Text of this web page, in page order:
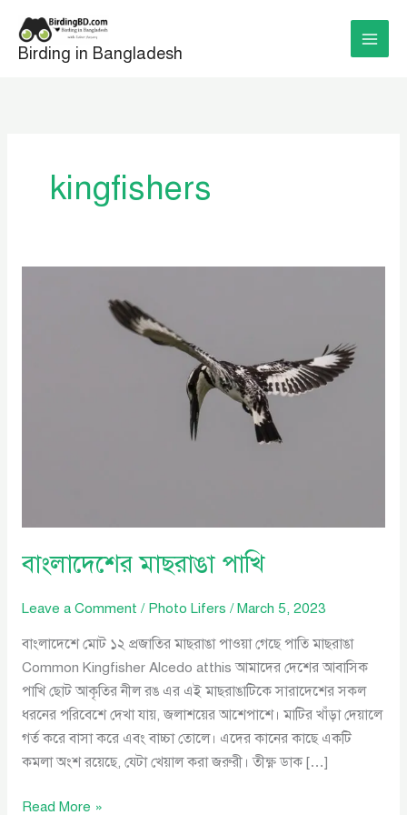
content
Birding in Bangladesh
kingfishers
বাংলাদেশের মাছরাঙা পাখি
Leave a Comment / Photo Lifers /March 5, 2023
বাংলাদেশে মোট ১২ প্রজাতির মাছরাঙা পাওয়া গেছে পাতি মাছরাঙা
Common Kingfisher Alcedo atthis আমাদের দেশের আবাসিক
পাখি ছোট আকৃতির নীল রঙ এর এই মাছরাঙাটিকে সারাদেশের সকল
ধরনের পরিবেশে দেখা যায়, জলাশয়ের আশেপাশে। মাটির খাঁড়া দেয়ালে
গর্ত করে বাসা করে এবং বাচ্চা তোলে। এদের কানের কাছে একটি
কমলা অংশ রয়েছে, যেটা খেয়াল করা জরুরী। তীক্ষ্ণ ডাক […]
Read More »